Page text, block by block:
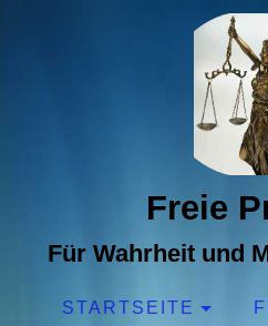
Freie
Für Wahrheit und
STARTSEITE